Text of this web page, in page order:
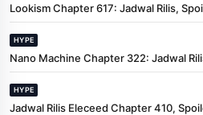
Lookism Chapter 617: Jadwal Rilis,
HYPE
Nano Machine Chapter 322: Jadwal
HYPE
Jadwal Rilis Eleceed Chapter 410,